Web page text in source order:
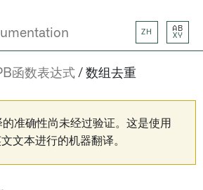
ZH
AB
XY
函数表达式 数组去重
准确性尚未经过验证。这是使用
文本进行的机器翻译。